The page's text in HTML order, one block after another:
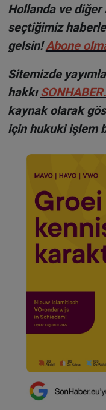
Hollanda ve
seçtiğimiz
gelsin!Abone
Sitemizde
hakkı
kaynak olarak
için hukuki işlem